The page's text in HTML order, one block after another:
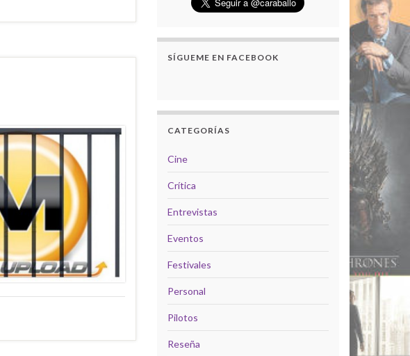
SÍGUEME EN FACEBOOK
CATEGORÍAS
Cine
Crítica
Entrevistas
Eventos
Festivales
Personal
Pilotos
Reseña